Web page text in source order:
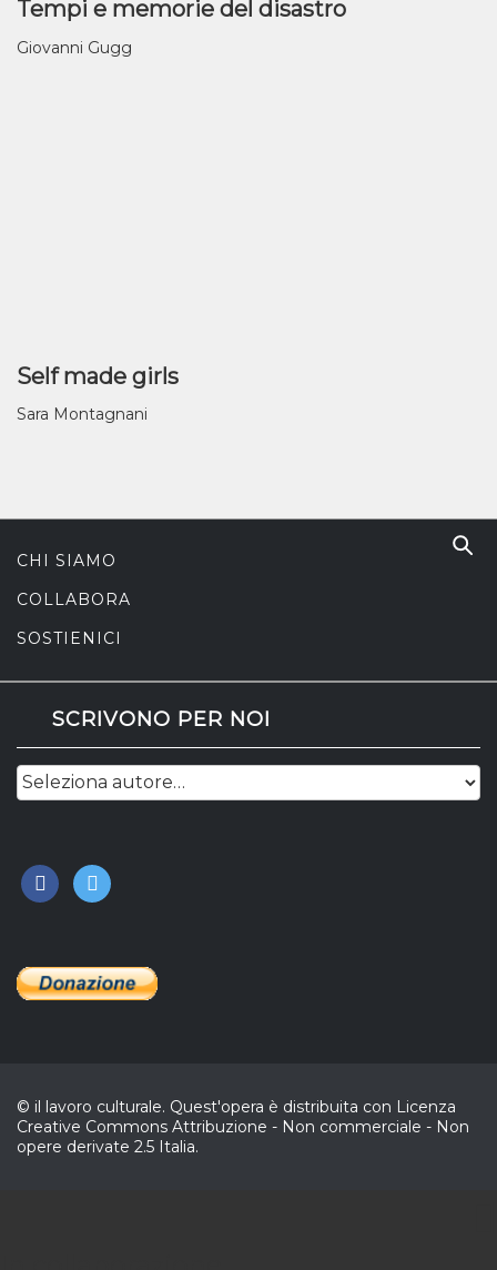
Tempi e memorie del disastro
Giovanni Gugg
Self made girls
Sara Montagnani
CHI SIAMO
COLLABORA
SOSTIENICI
SCRIVONO PER NOI
facebook
twitter
© il lavoro culturale. Quest'opera è distribuita con Licenza
Creative Commons Attribuzione - Non commerciale - Non
opere derivate 2.5 Italia.